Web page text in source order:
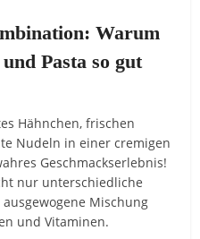
Warum
Pasta so gut
Hähnchen, frischen
Nudeln in einer cremigen
Geschmackserlebnis!
nur unterschiedliche
Mischung
und Vitaminen.